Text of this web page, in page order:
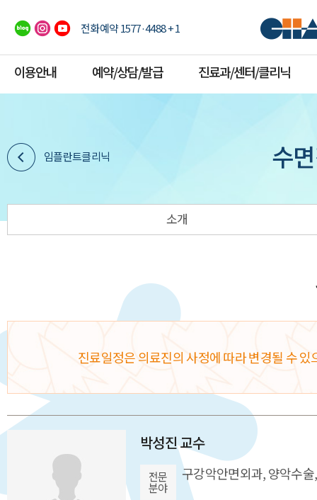
전화예약 1577·4488 + 1
이용안내 예약/상담/발급 진료과/센터/클리닉
임플란트클리닉 수
소개
진료일정은 의료진의 사정에 따라 변경될 수
박성진 교수
전문
분야
구강악안면외과, 양악수